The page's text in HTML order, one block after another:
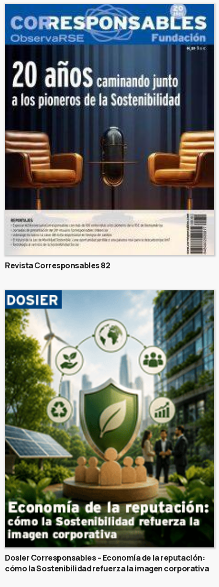
Revista Corresponsables 82
Dosier Corresponsables – Economía de la reputación:
cómo la Sostenibilidad refuerza la imagen corporativa